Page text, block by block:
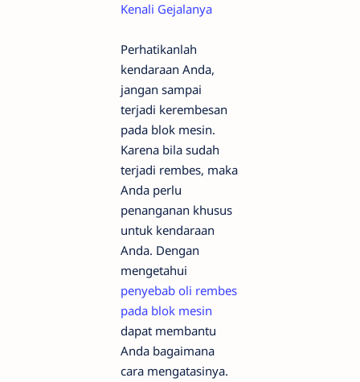
Kenali Gejalanya
Perhatikanlah
kendaraan Anda,
jangan sampai
terjadi kerembesan
pada blok mesin.
Karena bila sudah
terjadi rembes, maka
Anda perlu
penanganan khusus
untuk kendaraan
Anda. Dengan
mengetahui
penyebab oli rembes
pada blok mesin
dapat membantu
Anda bagaimana
cara mengatasinya.